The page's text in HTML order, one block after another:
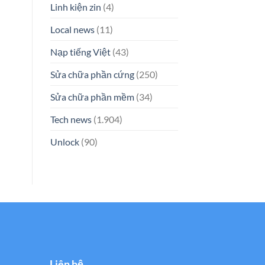
Linh kiện zin (4)
Local news(11)
Nạp tiếng Việt(43)
Sửa chữa phần cứng(250)
Sửa chữa phần mềm(34)
Tech news(1.904)
Unlock(90)